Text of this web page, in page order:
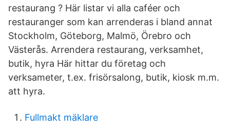
restaurang ? Här listar vi alla caféer och
restauranger som kan arrenderas i bland annat
Stockholm, Göteborg, Malmö, Örebro och
Västerås. Arrendera restaurang, verksamhet,
butik, hyra Här hittar du företag och
verksameter, t.ex. frisörsalong, butik, kiosk m.m.
att hyra.
Fullmakt mäklare